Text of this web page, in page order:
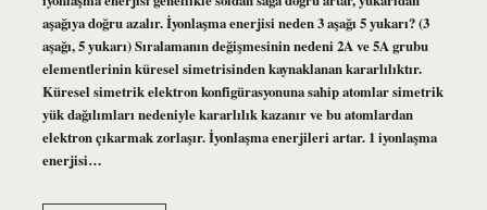
aşağıya doğru azalır. İyonlaşma enerjisi neden 3 aşağı 5 yukarı? (3
aşağı, 5 yukarı) Sıralamanın değişmesinin nedeni 2A ve 5A grubu
elementlerinin küresel simetrisinden kaynaklanan kararlılıktır.
Küresel simetrik elektron konfigürasyonuna sahip atomlar simetrik
yük dağılımları nedeniyle kararlılık kazanır ve bu atomlardan
elektron çıkarmak zorlaşır. İyonlaşma enerjileri artar. 1 iyonlaşma
enerjisi…